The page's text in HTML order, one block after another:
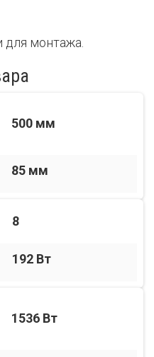
монтажа.
500 мм
85 мм
8
192 Вт
1536 Вт